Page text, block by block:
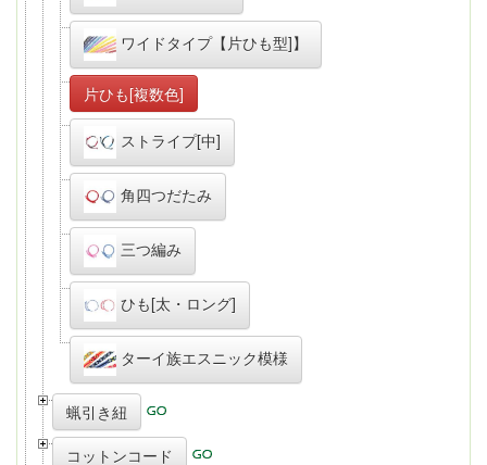
ワイドタイプ【片ひも型]】
片ひも[複数色]
ストライプ[中]
角四つだたみ
三つ編み
ひも[太・ロング]
ターイ族エスニック模様
蝋引き紐
コットンコード